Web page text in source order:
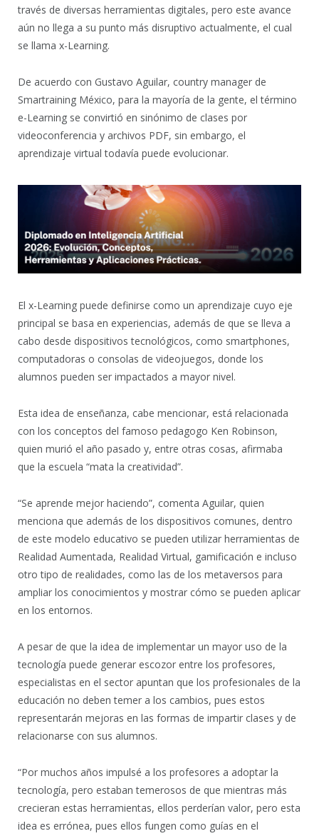
través de diversas herramientas digitales, pero este avance
aún no llega a su punto más disruptivo actualmente, el cual
se llama x-Learning.
De acuerdo con Gustavo Aguilar, country manager de
Smartraining México, para la mayoría de la gente, el término
e-Learning se convirtió en sinónimo de clases por
videoconferencia y archivos PDF, sin embargo, el
aprendizaje virtual todavía puede evolucionar.
El x-Learning puede definirse como un aprendizaje cuyo eje
principal se basa en experiencias, además de que se lleva a
cabo desde dispositivos tecnológicos, como smartphones,
computadoras o consolas de videojuegos, donde los
alumnos pueden ser impactados a mayor nivel.
Esta idea de enseñanza, cabe mencionar, está relacionada
con los conceptos del famoso pedagogo Ken Robinson,
quien murió el año pasado y, entre otras cosas, afirmaba
que la escuela “mata la creatividad”.
“Se aprende mejor haciendo”, comenta Aguilar, quien
menciona que además de los dispositivos comunes, dentro
de este modelo educativo se pueden utilizar herramientas de
Realidad Aumentada, Realidad Virtual, gamificación e incluso
otro tipo de realidades, como las de los metaversos para
ampliar los conocimientos y mostrar cómo se pueden aplicar
en los entornos.
A pesar de que la idea de implementar un mayor uso de la
tecnología puede generar escozor entre los profesores,
especialistas en el sector apuntan que los profesionales de la
educación no deben temer a los cambios, pues estos
representarán mejoras en las formas de impartir clases y de
relacionarse con sus alumnos.
“Por muchos años impulsé a los profesores a adoptar la
tecnología, pero estaban temerosos de que mientras más
crecieran estas herramientas, ellos perderían valor, pero esta
idea es errónea, pues ellos fungen como guías en el